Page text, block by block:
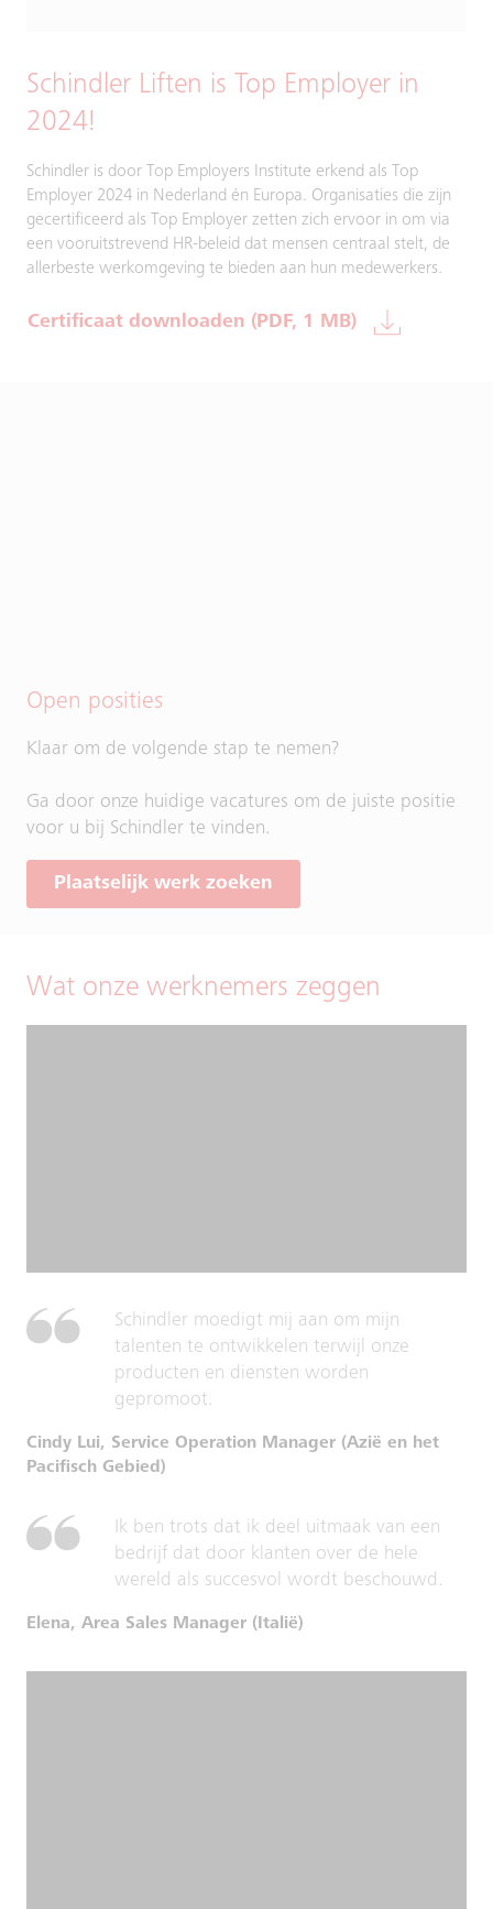
Schindler Liften is Top Employer in
2024!
Schindler is door Top Employers Institute erkend als Top
Employer 2024 in Nederland én Europa. Organisaties die zijn
gecertificeerd als Top Employer zetten zich ervoor in om via
een vooruitstrevend HR-beleid dat mensen centraal stelt, de
allerbeste werkomgeving te bieden aan hun medewerkers.
Certificaat downloaden (PDF, 1 MB)
Open posities
Klaar om de volgende stap te nemen?
Ga door onze huidige vacatures om de juiste positie
voor u bij Schindler te vinden.
Plaatselijk werk zoeken
Wat onze werknemers zeggen
Schindler moedigt mij aan om mijn
talenten te ontwikkelen terwijl onze
producten en diensten worden
gepromoot.
Cindy Lui, Service Operation Manager (Azië en het
Pacifisch Gebied)
Ik ben trots dat ik deel uitmaak van een
bedrijf dat door klanten over de hele
wereld als succesvol wordt beschouwd.
Elena, Area Sales Manager (Italië)